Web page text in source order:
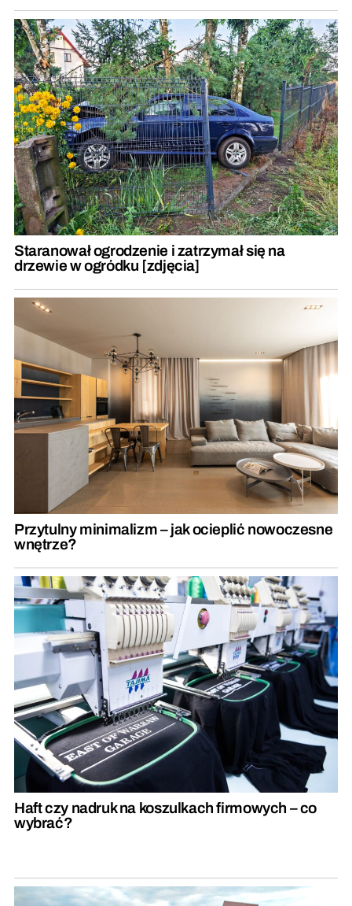
Staranował ogrodzenie i zatrzymał się na
drzewie w ogródku [zdjęcia]
Przytulny minimalizm – jak ocieplić nowoczesne
wnętrze?
Haft czy nadruk na koszulkach firmowych – co
wybrać?